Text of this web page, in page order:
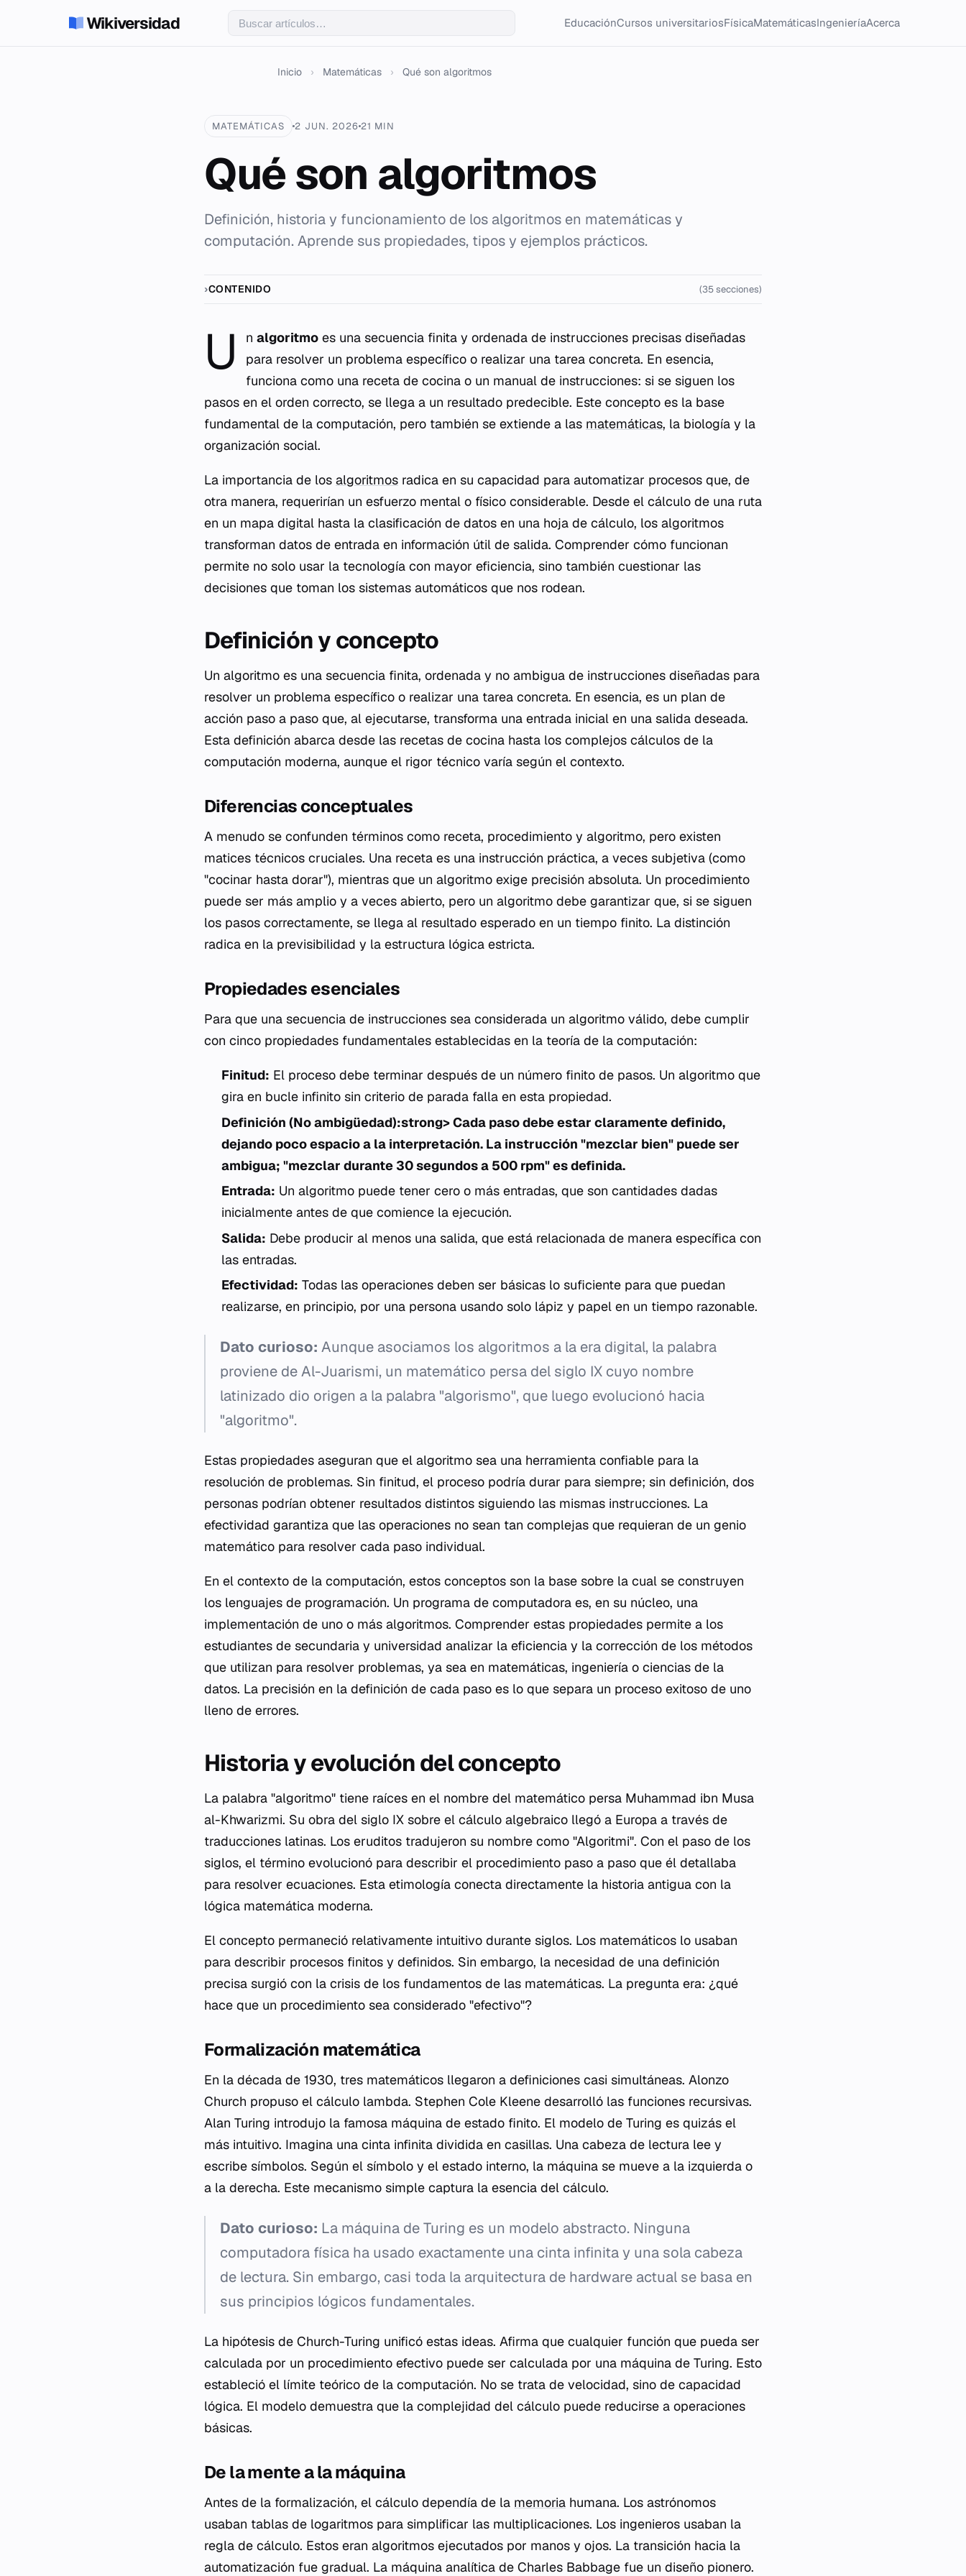
Wikiversidad EducaciónCursos universitariosFísicaMatemáticasIngenieríaAcerca
Inicio › Matemáticas › Qué son algoritmos
MATEMÁTICAS 2 JUN. 2026 21 MIN
Qué son algoritmos
Definición, historia y funcionamiento de los algoritmos en matemáticas y
computación. Aprende sus propiedades, tipos y ejemplos prácticos.
CONTENIDO (35 secciones)
U nalgoritmo es una secuencia finita y ordenada de instrucciones precisas diseñadas
para resolver un problema específico o realizar una tarea concreta. En esencia,
funciona como una receta de cocina o un manual de instrucciones: si se siguen los
pasos en el orden correcto, se llega a un resultado predecible. Este concepto es la base
fundamental de la computación, pero también se extiende a las matemáticas, la biología y la
organización social.
La importancia de los algoritmos radica en su capacidad para automatizar procesos que, de
otra manera, requerirían un esfuerzo mental o físico considerable. Desde el cálculo de una ruta
en un mapa digital hasta la clasificación de datos en una hoja de cálculo, los algoritmos
transforman datos de entrada en información útil de salida. Comprender cómo funcionan
permite no solo usar la tecnología con mayor eficiencia, sino también cuestionar las
decisiones que toman los sistemas automáticos que nos rodean.
Definición y concepto
Un algoritmo es una secuencia finita, ordenada y no ambigua de instrucciones diseñadas para
resolver un problema específico o realizar una tarea concreta. En esencia, es un plan de
acción paso a paso que, al ejecutarse, transforma una entrada inicial en una salida deseada.
Esta definición abarca desde las recetas de cocina hasta los complejos cálculos de la
computación moderna, aunque el rigor técnico varía según el contexto.
Diferencias conceptuales
A menudo se confunden términos como receta, procedimiento y algoritmo, pero existen
matices técnicos cruciales. Una receta es una instrucción práctica, a veces subjetiva (como
"cocinar hasta dorar"), mientras que un algoritmo exige precisión absoluta. Un procedimiento
puede ser más amplio y a veces abierto, pero un algoritmo debe garantizar que, si se siguen
los pasos correctamente, se llega al resultado esperado en un tiempo finito. La distinción
radica en la previsibilidad y la estructura lógica estricta.
Propiedades esenciales
Para que una secuencia de instrucciones sea considerada un algoritmo válido, debe cumplir
con cinco propiedades fundamentales establecidas en la teoría de la computación:
Finitud: El proceso debe terminar después de un número finito de pasos. Un algoritmo que
gira en bucle infinito sin criterio de parada falla en esta propiedad.
Definición (No ambigüedad):strong> Cada paso debe estar claramente definido,
dejando poco espacio a la interpretación. La instrucción "mezclar bien" puede ser
ambigua; "mezclar durante 30 segundos a 500 rpm" es definida.
Entrada: Un algoritmo puede tener cero o más entradas, que son cantidades dadas
inicialmente antes de que comience la ejecución.
Salida: Debe producir al menos una salida, que está relacionada de manera específica con
las entradas.
Efectividad: Todas las operaciones deben ser básicas lo suficiente para que puedan
realizarse, en principio, por una persona usando solo lápiz y papel en un tiempo razonable.
Dato curioso: Aunque asociamos los algoritmos a la era digital, la palabra
proviene de Al-Juarismi, un matemático persa del siglo IX cuyo nombre
latinizado dio origen a la palabra "algorismo", que luego evolucionó hacia
"algoritmo".
Estas propiedades aseguran que el algoritmo sea una herramienta confiable para la
resolución de problemas. Sin finitud, el proceso podría durar para siempre; sin definición, dos
personas podrían obtener resultados distintos siguiendo las mismas instrucciones. La
efectividad garantiza que las operaciones no sean tan complejas que requieran de un genio
matemático para resolver cada paso individual.
En el contexto de la computación, estos conceptos son la base sobre la cual se construyen
los lenguajes de programación. Un programa de computadora es, en su núcleo, una
implementación de uno o más algoritmos. Comprender estas propiedades permite a los
estudiantes de secundaria y universidad analizar la eficiencia y la corrección de los métodos
que utilizan para resolver problemas, ya sea en matemáticas, ingeniería o ciencias de la
datos. La precisión en la definición de cada paso es lo que separa un proceso exitoso de uno
lleno de errores.
Historia y evolución del concepto
La palabra "algoritmo" tiene raíces en el nombre del matemático persa Muhammad ibn Musa
al-Khwarizmi. Su obra del siglo IX sobre el cálculo algebraico llegó a Europa a través de
traducciones latinas. Los eruditos tradujeron su nombre como "Algoritmi". Con el paso de los
siglos, el término evolucionó para describir el procedimiento paso a paso que él detallaba
para resolver ecuaciones. Esta etimología conecta directamente la historia antigua con la
lógica matemática moderna.
El concepto permaneció relativamente intuitivo durante siglos. Los matemáticos lo usaban
para describir procesos finitos y definidos. Sin embargo, la necesidad de una definición
precisa surgió con la crisis de los fundamentos de las matemáticas. La pregunta era: ¿qué
hace que un procedimiento sea considerado "efectivo"?
Formalización matemática
En la década de 1930, tres matemáticos llegaron a definiciones casi simultáneas. Alonzo
Church propuso el cálculo lambda. Stephen Cole Kleene desarrolló las funciones recursivas.
Alan Turing introdujo la famosa máquina de estado finito. El modelo de Turing es quizás el
más intuitivo. Imagina una cinta infinita dividida en casillas. Una cabeza de lectura lee y
escribe símbolos. Según el símbolo y el estado interno, la máquina se mueve a la izquierda o
a la derecha. Este mecanismo simple captura la esencia del cálculo.
Dato curioso: La máquina de Turing es un modelo abstracto. Ninguna
computadora física ha usado exactamente una cinta infinita y una sola cabeza
de lectura. Sin embargo, casi toda la arquitectura de hardware actual se basa en
sus principios lógicos fundamentales.
La hipótesis de Church-Turing unificó estas ideas. Afirma que cualquier función que pueda ser
calculada por un procedimiento efectivo puede ser calculada por una máquina de Turing. Esto
estableció el límite teórico de la computación. No se trata de velocidad, sino de capacidad
lógica. El modelo demuestra que la complejidad del cálculo puede reducirse a operaciones
básicas.
De la mente a la máquina
Antes de la formalización, el cálculo dependía de la memoria humana. Los astrónomos
usaban tablas de logaritmos para simplificar las multiplicaciones. Los ingenieros usaban la
regla de cálculo. Estos eran algoritmos ejecutados por manos y ojos. La transición hacia la
automatización fue gradual. La máquina analítica de Charles Babbage fue un diseño pionero.